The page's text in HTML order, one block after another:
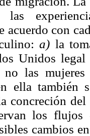
las
acuerdo con
a) la
Unidos
no las
ella también
concreción
los flujos
cambios